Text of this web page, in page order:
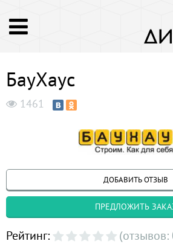
БауХаус
1461
ДОБАВИТЬ ОТЗЫВ
ПРЕДЛОЖИТЬ
Рейтинг: (отзывов: